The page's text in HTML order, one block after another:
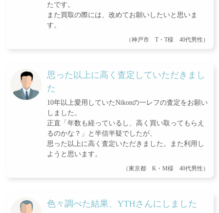
たです。
また買取の際には、改めてお願いしたいと思いま
す。
（神戸市 T・T様 40代男性）
思った以上に高く査定していただきまし
た
10年以上愛用していたNikonの一レフの査定をお願い
しました。
正直「年数も経っているし、高く買い取ってもらえ
るのかな？」と半信半疑でしたが、
思った以上に高く査定いただきました。また利用し
ようと思います。
（東京都 K・M様 40代男性）
色々調べた結果、YTHさんにしました